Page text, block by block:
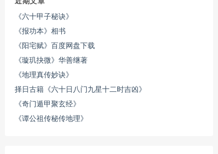
《六十甲子秘诀》
《报功本》相书
《阳宅赋》百度网盘下载
《璇玑抉微》华善继著
《地理真传妙诀》
择日古籍《六十日八门九星十二时吉凶》
《奇门遁甲聚玄经》
《谭公祖传秘传地理》